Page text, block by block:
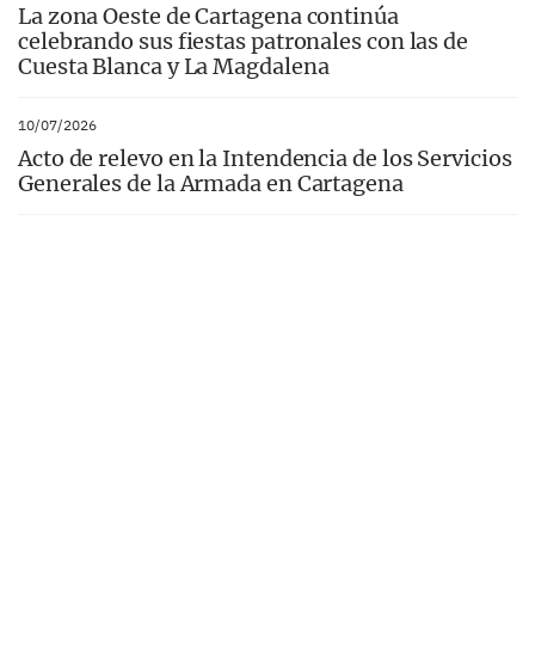
La zona Oeste de Cartagena continúa
celebrando sus fiestas patronales con las de
Cuesta Blanca y La Magdalena
10/07/2026
Acto de relevo en la Intendencia de los Servicios
Generales de la Armada en Cartagena